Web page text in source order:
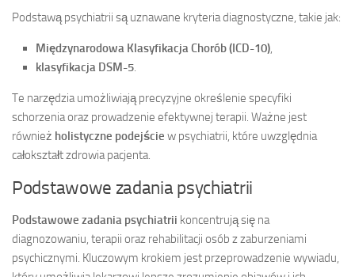
Podstawą psychiatrii są uznawane kryteria diagnostyczne, takie jak:
Międzynarodowa Klasyfikacja Chorób (ICD-10),
klasyfikacja DSM-5.
Te narzędzia umożliwiają precyzyjne określenie specyfiki
schorzenia oraz prowadzenie efektywnej terapii. Ważne jest
również holistyczne podejście w psychiatrii, które uwzględnia
całokształt zdrowia pacjenta.
Podstawowe zadania psychiatrii
Podstawowe zadania psychiatrii koncentrują się na
diagnozowaniu, terapii oraz rehabilitacji osób z zaburzeniami
psychicznymi. Kluczowym krokiem jest przeprowadzenie wywiadu,